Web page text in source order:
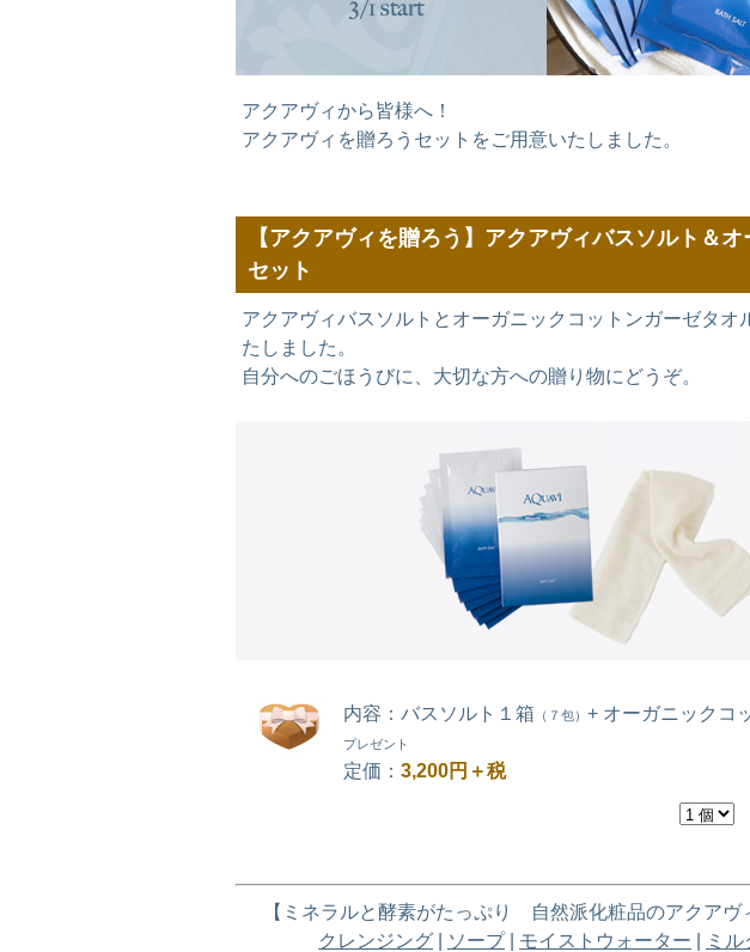
アクアヴィから皆様へ！
アクアヴィを贈ろうセットをご用意いたしました。
【アクアヴィを贈ろう】アクアヴィバスソルト＆
セット
アクアヴィバスソルトとオーガニックコットンガーゼタオ
たしました。
自分へのごほうびに、大切な方への贈り物にどうぞ。
内容：バスソルト１箱 （７包） + オーガニックコ
プレゼント
定価： 3,200円＋税
【ミネラルと酵素がたっぷり 自然派化粧品のアクア
クレンジング
ソープ| モイストウォーター
ミ